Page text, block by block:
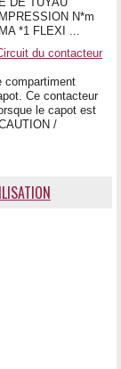
N*m
*1 FLEXI ...
du contacteur
compartiment
Ce contacteur
le capot est
/